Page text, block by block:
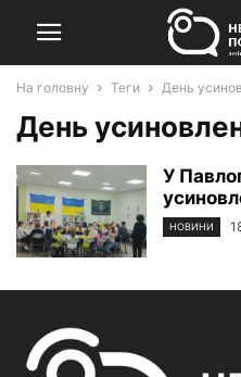
На головну Теги День
День
У
НОВИНИ